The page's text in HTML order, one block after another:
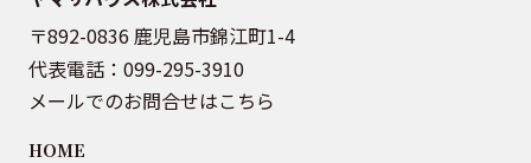
〒892-0836 鹿児島市錦江町1-4
代表電話： 099-295-3910
メールでのお問合せはこちら
HOME